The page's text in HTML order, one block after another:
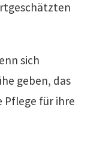
sich
geben, das
Pflege für ihre